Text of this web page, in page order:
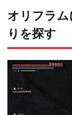
オリフラ
りを探す